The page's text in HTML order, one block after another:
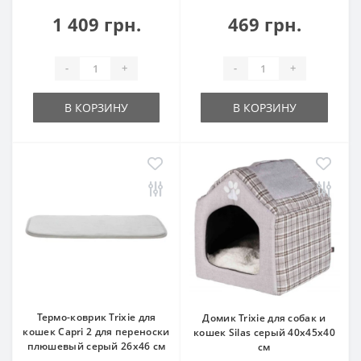
1 409 грн.
- +
В КОРЗИНУ
469 грн.
- +
В КОРЗИНУ
Термо-коврик Trixie для
кошек Capri 2 для переноски
плюшевый серый 26х46 см
Домик Trixie для собак и
кошек Silas серый 40х45х40
см